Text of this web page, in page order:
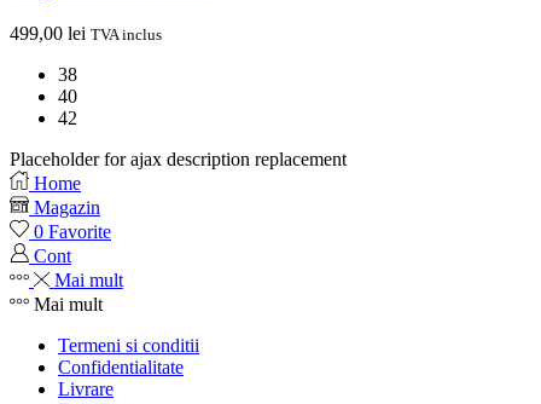
499,00 lei TVA inclus
38
40
42
Placeholder for ajax description replacement
Home
Magazin
0 Favorite
Cont
Mai mult
Mai mult
Termeni si conditii
Confidentialitate
Livrare